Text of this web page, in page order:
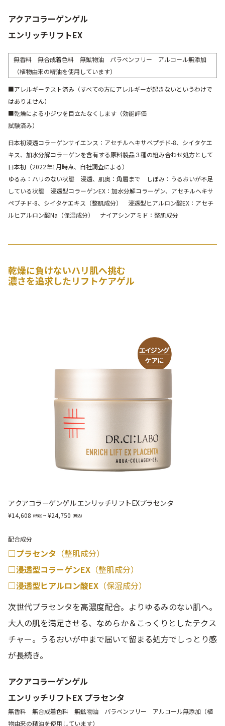
アクアコラーゲンゲル
エンリッチリフトEX
無香料 無合成着色料 無鉱物油 パラベンフリー アルコール無添加
（植物由来の精油を使用しています）
■アレルギーテスト済み（すべての方にアレルギーが起きないというわけで
はありません）
■乾燥による小ジワを目立たなくします（効能評価
試験済み）
日本初浸透コラーゲンサイエンス：アセチルヘキサペプチド-8、シイタケエ
キス、加水分解コラーゲンを含有する原料製品３種の組み合わせ処方として
日本初（2022年1月時点、自社調査による）
ゆるみ：ハリのない状態 浸透、肌奥：角層まで しぼみ：うるおいが不足
している状態 浸透型コラーゲンEX：加水分解コラーゲン、アセチルヘキサ
ペプチド-8、シイタケエキス（整肌成分） 浸透型ヒアルロン酸EX：アセチ
ルヒアルロン酸Na（保湿成分） ナイアシンアミド：整肌成分
乾燥に負けないハリ肌へ挑む
濃さを追求したリフトケアゲル
アクアコラーゲンゲル エンリッチリフトEXプラセンタ
14,608 ~ 24,750
配合成分
□プラセンタ （整肌成分）
□浸透型コラーゲンEX （整肌成分）
□浸透型ヒアルロン酸EX （保湿成分）
次世代プラセンタを高濃度配合。よりゆるみのない肌へ。
大人の肌を満足させる、なめらか＆こっくりとしたテクス
チャー。うるおいが中まで届いて留まる処方でしっとり感
が長続き。
アクアコラーゲンゲル
エンリッチリフトEX プラセンタ
無香料 無合成着色料 無鉱物油 パラベンフリー アルコール無添加（植
物由来の精油を使用しています）